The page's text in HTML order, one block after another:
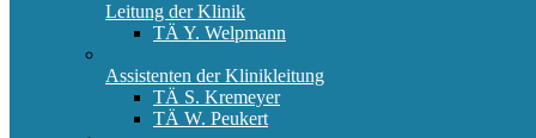
Leitung der Klinik
TÄ Y. Welpmann
Assistenten der Klinikleitung
TÄ S. Kremeyer
TÄ W. Peukert